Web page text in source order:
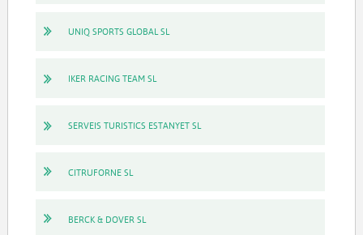
UNIQ SPORTS GLOBAL SL
IKER RACING TEAM SL
SERVEIS TURISTICS ESTANYET SL
CITRUFORNE SL
BERCK & DOVER SL